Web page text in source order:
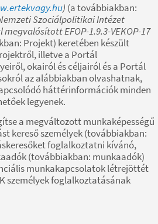
) (a továbbiakban:
Szociálpolitikai Intézet
EFOP-1.9.3-VEKOP-17
Projekt) keretében készült
illetve a Portál
okairól és céljairól és a Portál
az alábbiakban olvashatnak,
háttérinformációk minden
legyenek.
a megváltozott munkaképességű
kereső személyek (továbbiakban:
foglalkoztatni kívánó,
(továbbiakban: munkaadók)
munkakapcsolatok létrejöttét
személyek foglalkoztatásának